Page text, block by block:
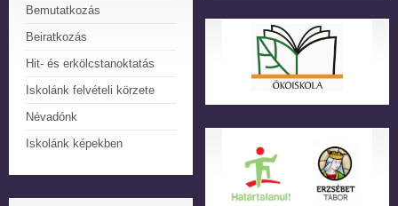
Bemutatkozás
Beiratkozás
Hit- és erkölcstanoktatás
Iskolánk felvételi körzete
Névadónk
Iskolánk képekben